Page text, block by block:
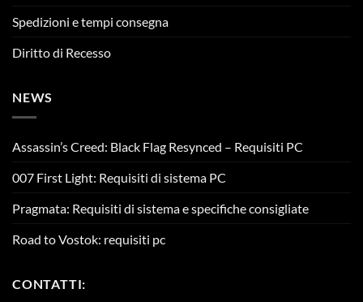
Spedizioni e tempi consegna
Diritto di Recesso
NEWS
Assassin’s Creed: Black Flag Resynced – Requisiti PC
007 First Light: Requisiti di sistema PC
Pragmata: Requisiti di sistema e specifiche consigliate
Road to Vostok: requisiti pc
CONTATTI: